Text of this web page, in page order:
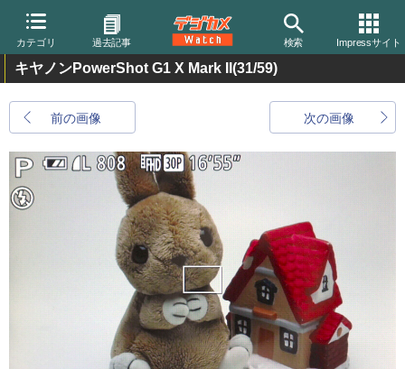
カテゴリ 過去記事 検索 Impressサイト
キヤノンPowerShot G1 X Mark II (31/59)
前の画像 次の画像